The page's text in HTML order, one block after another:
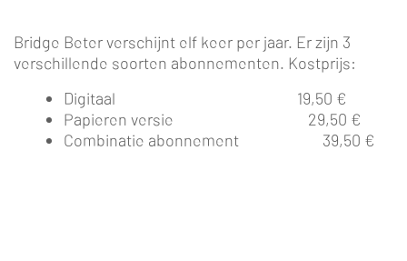
Bridge Beter verschijnt elf keer per jaar. Er zijn 3
verschillende soorten abonnementen. Kostprijs:
Digitaal 19,50 €
Papieren versie 29,50 €
Combinatie abonnement 39,50 €